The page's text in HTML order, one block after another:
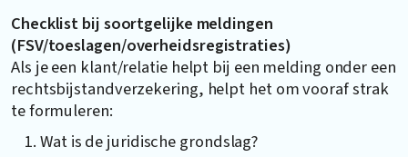
Checklist bij soortgelijke meldingen
(FSV/toeslagen/overheidsregistraties)
Als je een klant/relatie helpt bij een melding onder een
rechtsbijstandverzekering, helpt het om vooraf strak
te formuleren:
Wat is de juridische grondslag?